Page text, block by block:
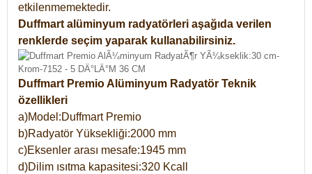
etkilenmemektedir.
Duffmart alüminyum radyatörleri aşağıda verilen
renklerde seçim yaparak kullanabilirsiniz.
Duffmart Premio Alüminyum Radyatör Teknik
özellikleri
a)Model:Duffmart Premio
b)Radyatör Yüksekliği:2000 mm
c)Eksenler arası mesafe:1945 mm
d)Dilim ısıtma kapasitesi:320 Kcall